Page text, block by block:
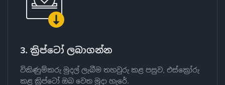
3. ක්‍රිප්ටෝ ලබාගන්න
විකිණුම්කරු මුදල් ලැබීම තහවුරු කළ පසුව, එස්ක්‍රෝරු
කළ ක්‍රිප්ටෝ ඔබ වෙත මුදා හැරේ.